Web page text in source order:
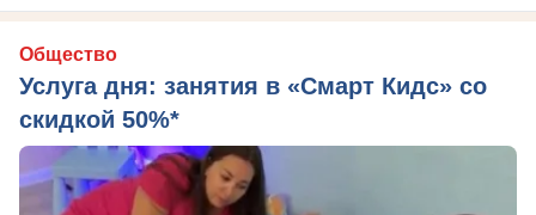
Общество
Услуга дня: занятия в «Смарт Кидс» со
скидкой 50%*